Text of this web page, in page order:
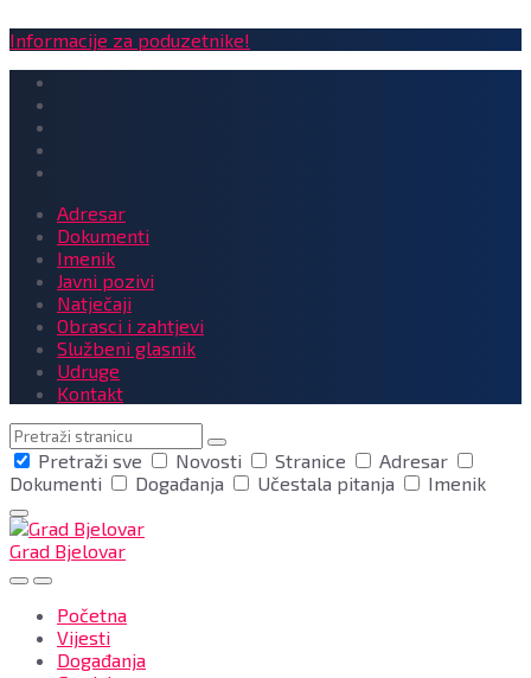
Informacije za poduzetnike!
Adresar
Dokumenti
Imenik
Javni pozivi
Natječaji
Obrasci i zahtjevi
Službeni glasnik
Udruge
Kontakt
Pretraga
Pretraži sve
Novosti Stranice
Adresar
Dokumenti
Događanja Učestala pitanja Imenik
Grad Bjelovar
Početna
Vijesti
Događanja